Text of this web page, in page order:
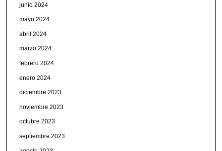
junio 2024
mayo 2024
abril 2024
marzo 2024
febrero 2024
enero 2024
diciembre 2023
noviembre 2023
octubre 2023
septiembre 2023